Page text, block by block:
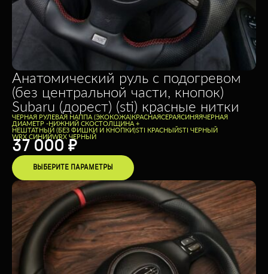
Анатомический руль с подогревом
(без центральной части, кнопок)
Subaru (дорест) (sti) красные нитки
ЧЕРНАЯ РУЛЕВАЯ НАППА (ЭКОКОЖА)КРАСНАЯСЕРАЯСИНЯЯЧЕРНАЯ
ДИАМЕТР -НИЖНИЙ СКОСТОЛЩИНА +
НЕШТАТНЫЙ (БЕЗ ФИШКИ И КНОПКИ)STI КРАСНЫЙSTI ЧЕРНЫЙ
WRX СИНИЙWRX ЧЕРНЫЙ
37 000 ₽
ВЫБЕРИТЕ ПАРАМЕТРЫ